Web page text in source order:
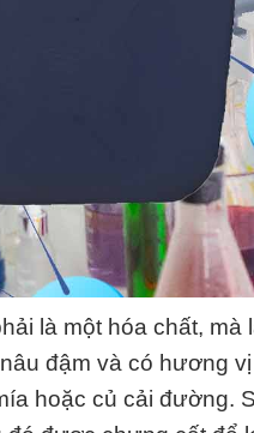
là một hóa chất,
đậm và có hương
hoặc củ cải đường.